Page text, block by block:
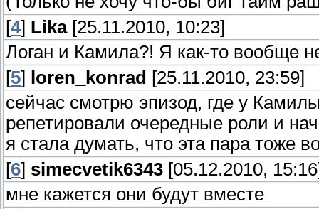
[4] Lika[25.11.2010, 10:23]
Логан и Камила?! Я как-то вообще
[5] loren_konrad [25.11.2010, 23:59]
сейчас смотрю эпизод, где у
репетировали очередные роли и
я стала думать, что эта пара тоже
[6] simecvetik6343 [05.12.2010,
мне кажется они будут вместе